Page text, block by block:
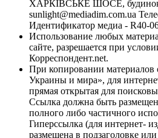
ХАРКІВСЬКЕ ШОСЕ, будинок
sunlight@mediadim.com.ua
Идентификатор медиа - R40-
Использование любых
сайте, разрешается при
Корреспондент.net.
При копировании материалов
Украины и мира», для
прямая открытая для
Ссылка должна быть
полного либо частичного
Гиперссылка (для интернет-
размещена в подзаголовке